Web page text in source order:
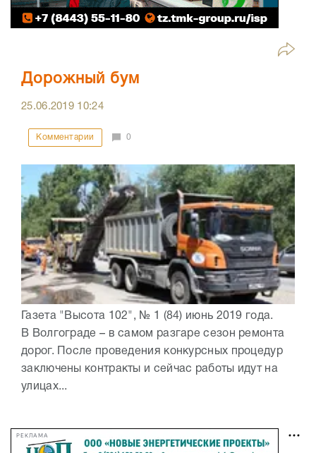
Дорожный бум
25.06.2019 10:24
Комментарии 0
Газета "Высота 102", № 1 (84) июнь 2019 года.
В Волгограде – в самом разгаре сезон ремонта
дорог. После проведения конкурсных процедур
заключены контракты и сейчас работы идут на
улицах...
РЕКЛАМА